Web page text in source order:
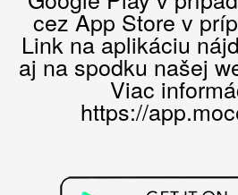
cez App Store v
Link na aplikáciu
aj na spodku našej
Viac
https://